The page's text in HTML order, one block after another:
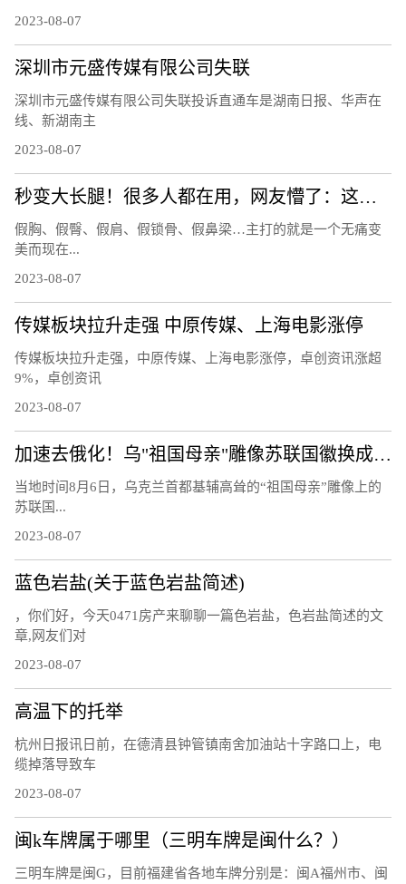
2023-08-07
深圳市元盛传媒有限公司失联
深圳市元盛传媒有限公司失联投诉直通车是湖南日报、华声在
线、新湖南主
2023-08-07
秒变大长腿！很多人都在用，网友懵了：这也有假的？
假胸、假臀、假肩、假锁骨、假鼻梁…主打的就是一个无痛变
美而现在...
2023-08-07
传媒板块拉升走强 中原传媒、上海电影涨停
传媒板块拉升走强，中原传媒、上海电影涨停，卓创资讯涨超
9%，卓创资讯
2023-08-07
加速去俄化！乌"祖国母亲"雕像苏联国徽换成三叉戟
当地时间8月6日，乌克兰首都基辅高耸的“祖国母亲”雕像上的
苏联国...
2023-08-07
蓝色岩盐(关于蓝色岩盐简述)
，你们好，今天0471房产来聊聊一篇色岩盐，色岩盐简述的文
章,网友们对
2023-08-07
高温下的托举
杭州日报讯日前，在德清县钟管镇南舍加油站十字路口上，电
缆掉落导致车
2023-08-07
闽k车牌属于哪里（三明车牌是闽什么？）
三明车牌是闽G，目前福建省各地车牌分别是：闽A福州市、闽